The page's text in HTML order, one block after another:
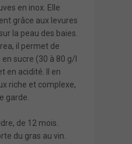
en inox. Elle
grâce aux levures
la peau des baies.
il permet de
sucre (30 à 80 g/l
en acidité. Il en
riche et complexe,
garde.
de 12 mois.
du gras au vin.